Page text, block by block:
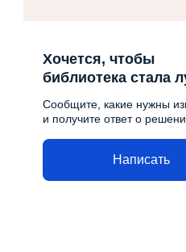
Хочется, чтобы
библиотека стала
Сообщите, какие нужны
и получите ответ о
Написать